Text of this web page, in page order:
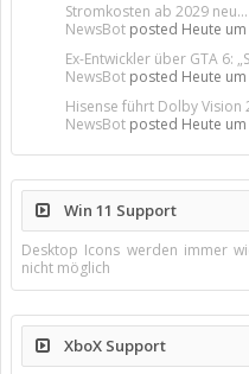
Stromkosten ab 2029 neu...
NewsBot posted Heute
Ex-Entwickler über GTA 6:
NewsBot posted Heute
Hisense führt Dolby Vision
NewsBot posted Heute
Win 11 Support
Desktop Icons werden immer
nicht möglich
XboX Support